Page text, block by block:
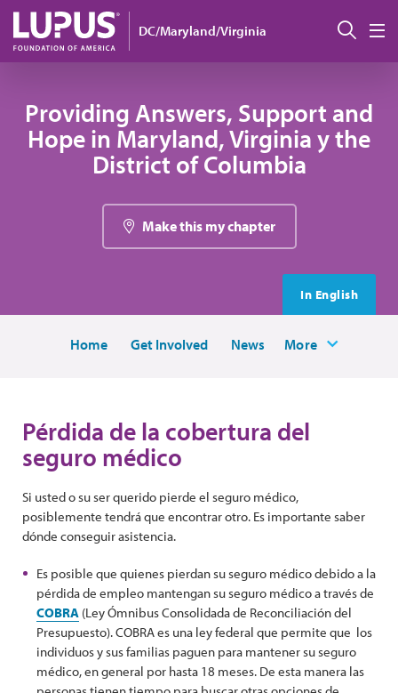
Pasar al contenido principal
DC/Maryland/Virginia
Providing Answers, Support and
Hope in Maryland, Virginia y the
District of Columbia
Make this my chapter
In English
Home Get Involved News More
Pérdida de la cobertura del
seguro médico
Si usted o su ser querido pierde el seguro médico,
posiblemente tendrá que encontrar otro. Es importante saber
dónde conseguir asistencia.
Es posible que quienes pierdan su seguro médico debido a la
pérdida de empleo mantengan su seguro médico a través de
COBRA (Ley Ómnibus Consolidada de Reconciliación del
Presupuesto). COBRA es una ley federal que permite que los
individuos y sus familias paguen para mantener su seguro
médico, en general por hasta 18 meses. De esta manera las